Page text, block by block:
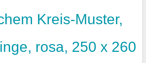
Kreis-Muster,
rosa, 250 x 260